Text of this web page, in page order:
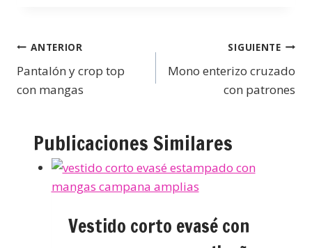
ANTERIOR
Pantalón y crop top
con mangas
SIGUIENTE
Mono enterizo cruzado
con patrones
Publicaciones Similares
Vestido corto evasé con